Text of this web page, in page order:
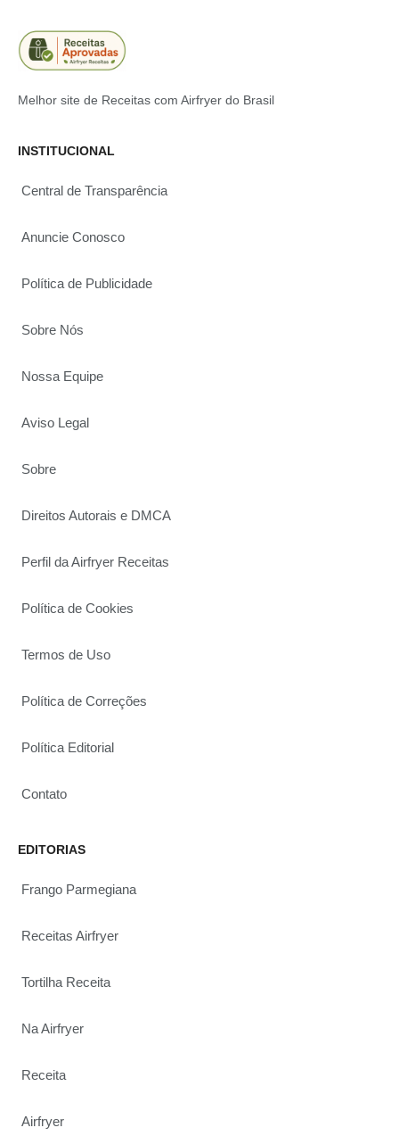
Melhor site de Receitas com Airfryer do Brasil
INSTITUCIONAL
Central de Transparência
Anuncie Conosco
Política de Publicidade
Sobre Nós
Nossa Equipe
Aviso Legal
Sobre
Direitos Autorais e DMCA
Perfil da Airfryer Receitas
Política de Cookies
Termos de Uso
Política de Correções
Política Editorial
Contato
EDITORIAS
Frango Parmegiana
Receitas Airfryer
Tortilha Receita
Na Airfryer
Receita
Airfryer